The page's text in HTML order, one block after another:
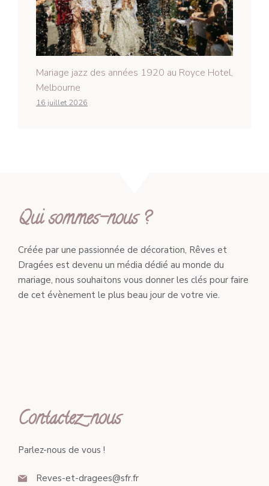
Mariage jazz des années 1920 au Royce Hotel,
Melbourne
16 juillet 2026
Qui sommes-nous ?
Créée par une passionnée de décoration, Rêves et
Dragées est devenu un média dédié au monde du
mariage, nous souhaitons vous donner les clés pour faire
de cet évènement le plus beau jour de votre vie.
Contactez-nous
Parlez-nous de vous !
Reves-et-dragees@sfr.fr